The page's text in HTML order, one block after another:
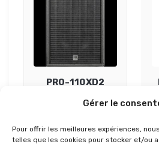
Gérer le
Pour offrir les meilleures expériences,
telles que les cookies pour stocker et/ou
PRO-110XD2
Voir le produit